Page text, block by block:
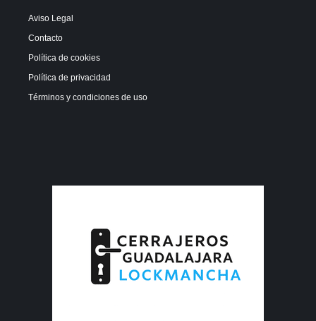
Aviso Legal
Contacto
Política de cookies
Política de privacidad
Términos y condiciones de uso